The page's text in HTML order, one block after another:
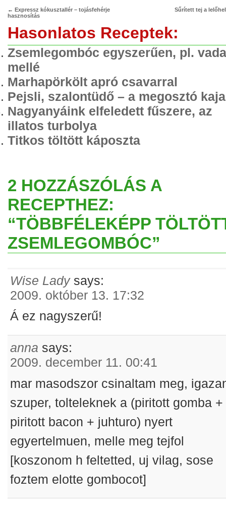
← Expressz kókusztallér – tojásfehérje
hasznosítás
Sűrített tej a
Hasonlatos Receptek:
Zsemlegombóc egyszerűen, pl.
mellé
Marhapörkölt apró csavarral
Pejsli, szalontüdő – a megosztó kaja
Nagyanyáink elfeledett fűszere, az
illatos turbolya
Titkos töltött káposzta
2 HOZZÁSZÓLÁS A
RECEPTHEZ:
“TÖBBFÉLEKÉPP
ZSEMLEGOMBÓC”
Wise Lady says:
2009. október 13. 17:32
Á ez nagyszerű!
anna says:
2009. december 11. 00:41
mar masodszor csinaltam meg,
szuper, tolteleknek a (piritott gomba +
piritott bacon + juhturo) nyert
egyertelmuen, melle meg tejfol
[koszonom h feltetted, uj vilag, sose
foztem elotte gombocot]